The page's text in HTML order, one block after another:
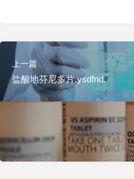
上一篇
盐酸地芬尼多片.ysdfnd.